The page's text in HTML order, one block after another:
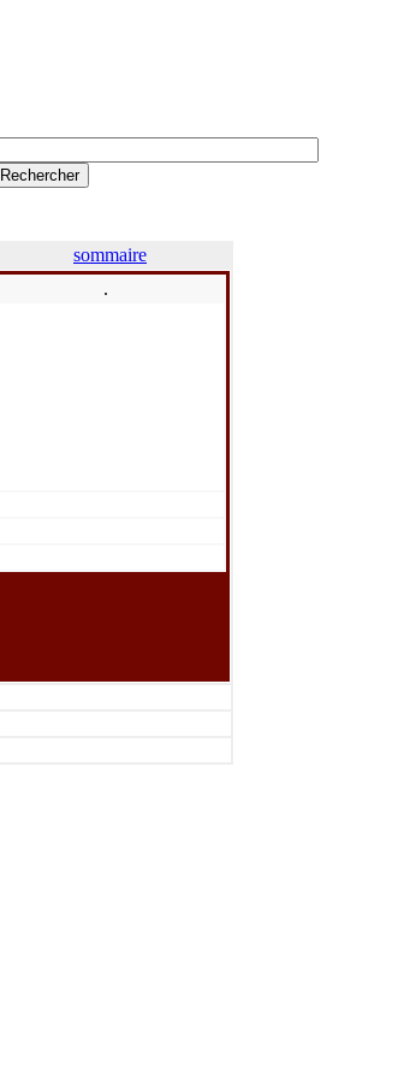
sommaire
.